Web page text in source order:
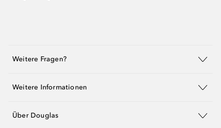
Weitere Fragen?
Weitere Informationen
Über Douglas